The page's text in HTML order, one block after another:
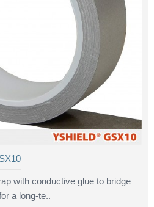
with conductive glue to bridge
a long-te..